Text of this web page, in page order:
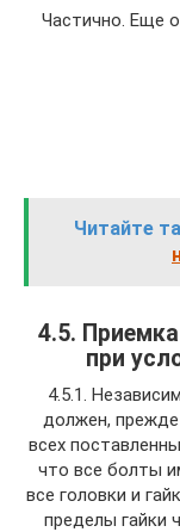
Частично. Еще
Читайте
4.5.
при
4.5.1.
должен, прежде
всех
что все болты
все головки и
пределы гайки